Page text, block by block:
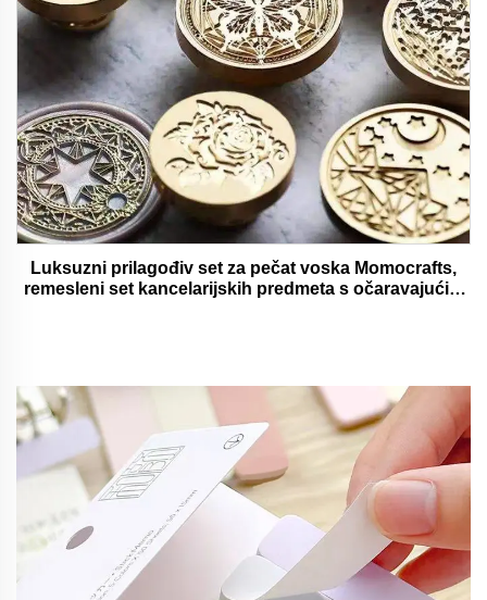
Luksuzni prilagođiv set za pečat voska Momocrafts,
remesleni set kancelarijskih predmeta s očaravajućim